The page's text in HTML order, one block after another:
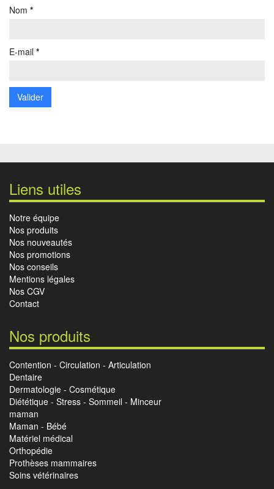
Nom *
E-mail *
Liens utiles
Notre équipe
Nos produits
Nos nouveautés
Nos promotions
Nos conseils
Mentions légales
Nos CGV
Contact
Nos produits
Contention - Circulation - Articulation
Dentaire
Dermatologie - Cosmétique
Diététique - Stress - Sommeil - Minceur
maman
Maman - Bébé
Matériel médical
Orthopédie
Prothèses mammaires
Soins vétérinaires